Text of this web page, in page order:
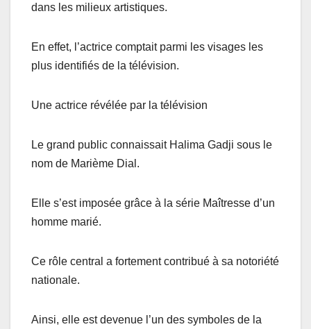
dans les milieux artistiques.
En effet, l’actrice comptait parmi les visages les
plus identifiés de la télévision.
Une actrice révélée par la télévision
Le grand public connaissait Halima Gadji sous le
nom de Marième Dial.
Elle s’est imposée grâce à la série Maîtresse d’un
homme marié.
Ce rôle central a fortement contribué à sa notoriété
nationale.
Ainsi, elle est devenue l’un des symboles de la